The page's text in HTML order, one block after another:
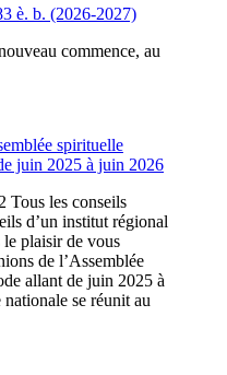
è. b. (2026-2027)
commence, au
spirituelle
juin 2025 à juin 2026
Tous les conseils
d’un institut régional
le plaisir de vous
de l’Assemblée
allant de juin 2025 à
se réunit au